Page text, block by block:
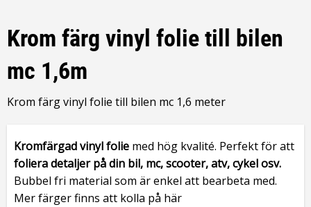
Krom färg vinyl folie till bilen
mc 1,6m
Krom färg vinyl folie till bilen mc 1,6 meter
Kromfärgadvinyl folie med hög kvalité. Perfekt för att
foliera detaljer på din bil, mc, scooter, atv, cykel osv.
Bubbel fri material som är enkel att bearbeta med.
Mer färger finns att kolla på här